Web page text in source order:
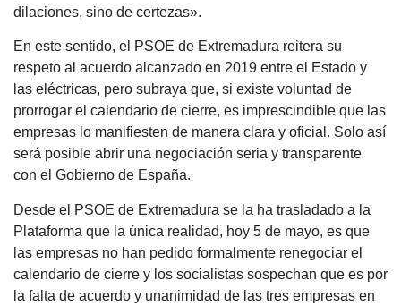
dilaciones, sino de certezas».
En este sentido, el PSOE de Extremadura reitera su
respeto al acuerdo alcanzado en 2019 entre el Estado y
las eléctricas, pero subraya que, si existe voluntad de
prorrogar el calendario de cierre, es imprescindible que las
empresas lo manifiesten de manera clara y oficial. Solo así
será posible abrir una negociación seria y transparente
con el Gobierno de España.
Desde el PSOE de Extremadura se la ha trasladado a la
Plataforma que la única realidad, hoy 5 de mayo, es que
las empresas no han pedido formalmente renegociar el
calendario de cierre y los socialistas sospechan que es por
la falta de acuerdo y unanimidad de las tres empresas en